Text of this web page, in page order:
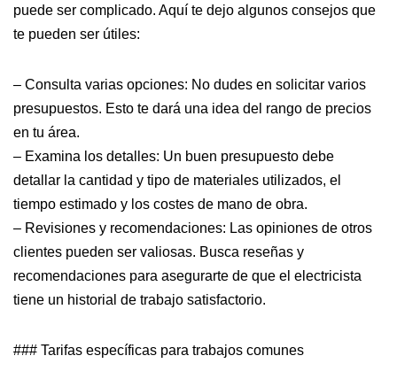
puede ser complicado. Aquí te dejo algunos consejos que
te pueden ser útiles:
– Consulta varias opciones: No dudes en solicitar varios
presupuestos. Esto te dará una idea del rango de precios
en tu área.
– Examina los detalles: Un buen presupuesto debe
detallar la cantidad y tipo de materiales utilizados, el
tiempo estimado y los costes de mano de obra.
– Revisiones y recomendaciones: Las opiniones de otros
clientes pueden ser valiosas. Busca reseñas y
recomendaciones para asegurarte de que el electricista
tiene un historial de trabajo satisfactorio.
### Tarifas específicas para trabajos comunes